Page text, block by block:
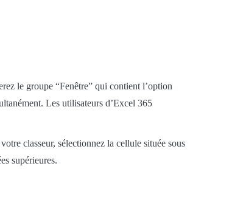
le groupe “Fenêtre” qui contient l’option
Les utilisateurs d’Excel 365
classeur, sélectionnez la cellule située sous
supérieures.